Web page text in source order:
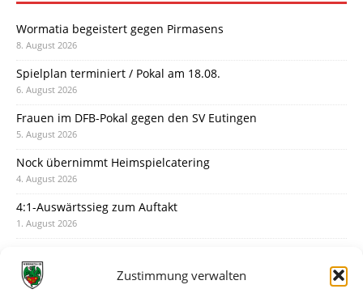
Zustimmung verwalten
Wormatia begeistert gegen Pirmasens
8. August 2026
Spielplan terminiert / Pokal am 18.08.
6. August 2026
Frauen im DFB-Pokal gegen den SV Eutingen
5. August 2026
Nock übernimmt Heimspielcatering
4. August 2026
4:1-Auswärtssieg zum Auftakt
1. August 2026
31. Juli 2026